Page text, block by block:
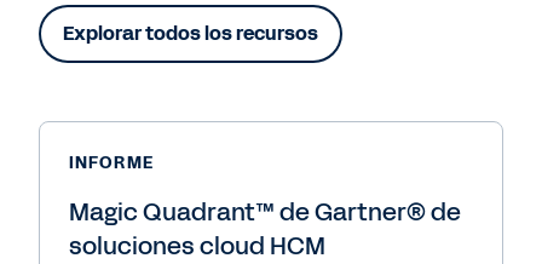
Explorar todos los recursos
INFORME
Magic Quadrant™ de Gartner® de
soluciones cloud HCM